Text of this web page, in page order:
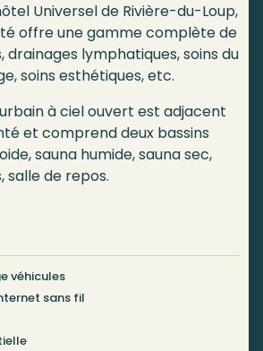
Universel de Rivière-du-Loup,
offre une gamme complète de
drainages lymphatiques, soins du
soins esthétiques, etc.
à ciel ouvert est adjacent
et comprend deux bassins
sauna humide, sauna sec,
salle de repos.
véhicules
sans fil